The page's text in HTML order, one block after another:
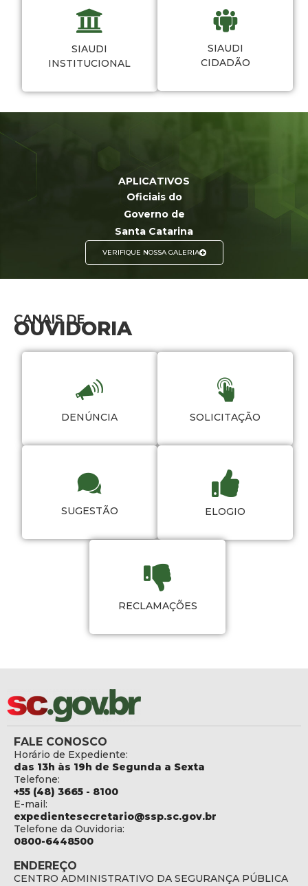
SIAUDI
INSTITUCIONAL
SIAUDI
CIDADÃO
APLICATIVOS
Oficiais do
Governo de
Santa Catarina
VERIFIQUE NOSSA GALERIA
CANAIS DE
OUVIDORIA
DENÚNCIA SOLICITAÇÃO
SUGESTÃO ELOGIO
RECLAMAÇÕES
FALE CONOSCO
Horário de Expediente:
das 13h às 19h de Segunda a Sexta
Telefone:
+55 (48) 3665 - 8100
E-mail:
expedientesecretario@ssp.sc.gov.br
Telefone da Ouvidoria:
0800-6448500
ENDEREÇO
CENTRO ADMINISTRATIVO DA SEGURANÇA PÚBLICA